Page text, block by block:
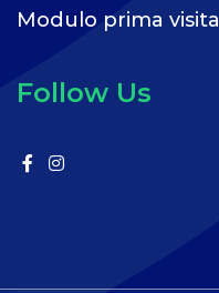
Modulo prima visita
Follow Us